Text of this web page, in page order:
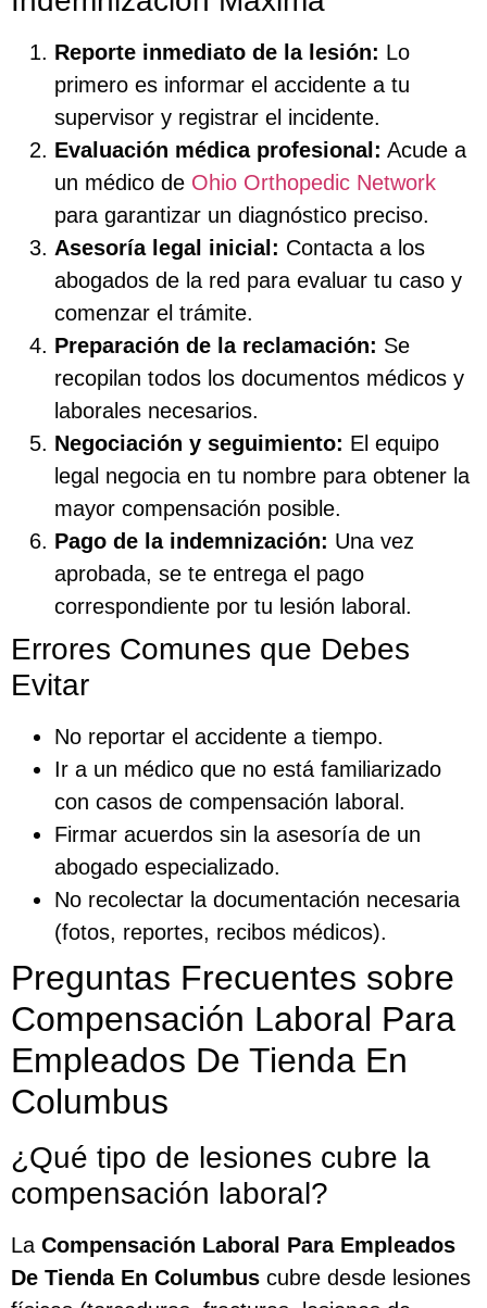
Reporte inmediato de la lesión: Lo
primero es informar el accidente a tu
supervisor y registrar el incidente.
Evaluación médica profesional: Acude a
un médico de Ohio Orthopedic Network
para garantizar un diagnóstico preciso.
Asesoría legal inicial: Contacta a los
abogados de la red para evaluar tu caso y
comenzar el trámite.
Preparación de la reclamación: Se
recopilan todos los documentos médicos y
laborales necesarios.
Negociación y seguimiento: El equipo
legal negocia en tu nombre para obtener la
mayor compensación posible.
Pago de la indemnización: Una vez
aprobada, se te entrega el pago
correspondiente por tu lesión laboral.
Errores Comunes que Debes
Evitar
No reportar el accidente a tiempo.
Ir a un médico que no está familiarizado
con casos de compensación laboral.
Firmar acuerdos sin la asesoría de un
abogado especializado.
No recolectar la documentación necesaria
(fotos, reportes, recibos médicos).
Preguntas Frecuentes sobre
Compensación Laboral Para
Empleados De Tienda En
Columbus
¿Qué tipo de lesiones cubre la
compensación laboral?
La Compensación Laboral Para Empleados
De Tienda En Columbus cubre desde lesiones